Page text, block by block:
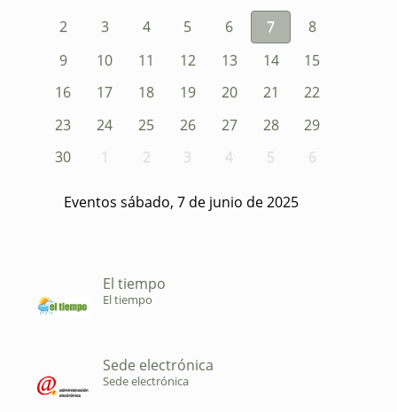
2
3 4 5 6 7
8
9
10 11 12 13 14
15
16
17 18 19 20 21
22
23
24 25 26 27 28
29
30
1 2 3 4 5 6
Eventos sábado, 7 de junio de 2025
El tiempo
El tiempo
Sede electrónica
Sede electrónica